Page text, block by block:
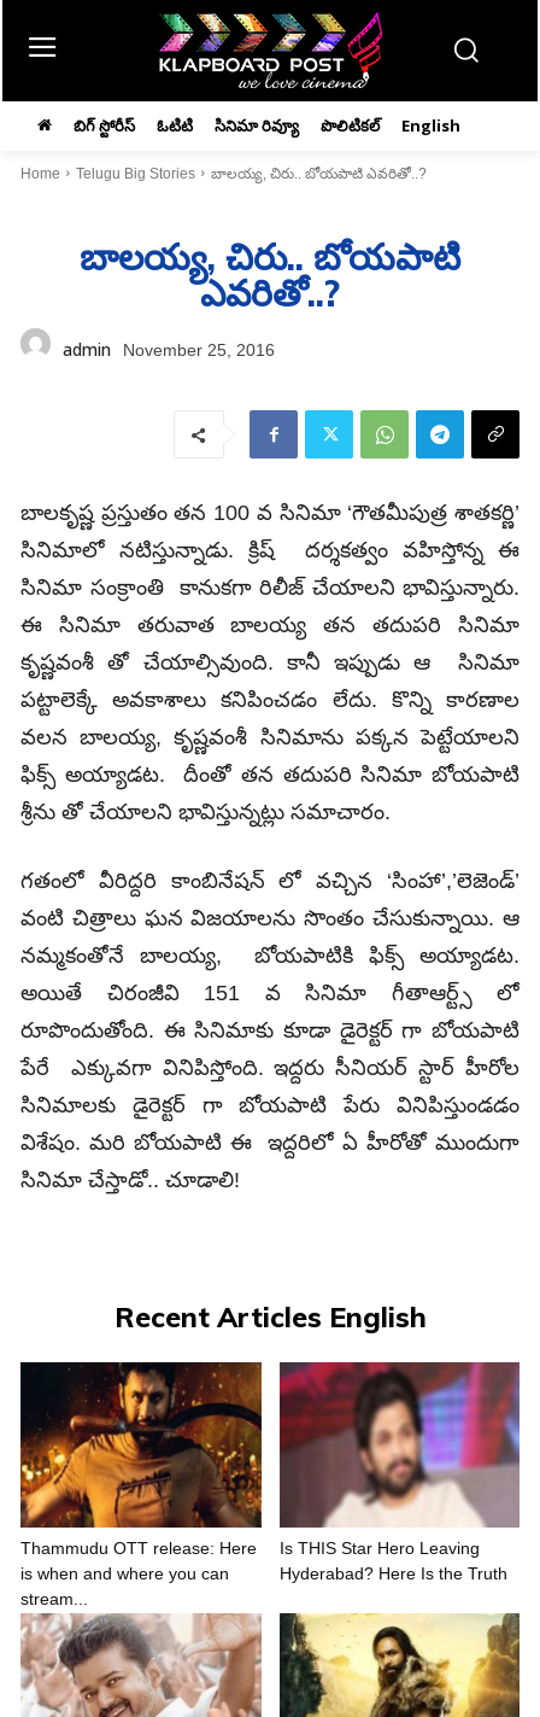
బిగ్ స్టోరీస్ ఓటిటి సినిమా రివ్యూ పొలిటికల్ English
Home Telugu Big Stories బాలయ్య, చిరు.. బోయపాటి ఎవరితో..?
బాలయ్య, చిరు.. బోయపాటి
ఎవరితో..?
admin November 25, 2016
బాలకృష్ణ ప్రస్తుతం తన 100 వ సినిమా ‘గౌతమీపుత్ర శాతకర్ణి’
సినిమాలో నటిస్తున్నాడు. క్రిష్ దర్శకత్వం వహిస్తోన్న ఈ
సినిమా సంక్రాంతి కానుకగా రిలీజ్ చేయాలని భావిస్తున్నారు.
ఈ సినిమా తరువాత బాలయ్య తన తదుపరి సినిమా
కృష్ణవంశీ తో చేయాల్సివుంది. కానీ ఇప్పుడు ఆ సినిమా
పట్టాలెక్కే అవకాశాలు కనిపించడం లేదు. కొన్ని కారణాల
వలన బాలయ్య, కృష్ణవంశీ సినిమాను పక్కన పెట్టేయాలని
ఫిక్స్ అయ్యాడట. దీంతో తన తదుపరి సినిమా బోయపాటి
శ్రీను తో చేయాలని భావిస్తున్నట్లు సమాచారం.
గతంలో వీరిద్దరి కాంబినేషన్ లో వచ్చిన ‘సింహా’,’లెజెండ్’
వంటి చిత్రాలు ఘన విజయాలను సొంతం చేసుకున్నాయి. ఆ
నమ్మకంతోనే బాలయ్య, బోయపాటికి ఫిక్స్ అయ్యాడట.
అయితే చిరంజీవి 151 వ సినిమా గీతాఆర్ట్స్ లో
రూపొందుతోంది. ఈ సినిమాకు కూడా డైరెక్టర్ గా బోయపాటి
పేరే ఎక్కువగా వినిపిస్తోంది. ఇద్దరు సీనియర్ స్టార్ హీరోల
సినిమాలకు డైరెక్టర్ గా బోయపాటి పేరు వినిపిస్తుండడం
విశేషం. మరి బోయపాటి ఈ ఇద్దరిలో ఏ హీరోతో ముందుగా
సినిమా చేస్తాడో.. చూడాలి!
Recent Articles English
Thammudu OTT release: Here
is when and where you can
stream...
Is THIS Star Hero Leaving
Hyderabad? Here Is the Truth